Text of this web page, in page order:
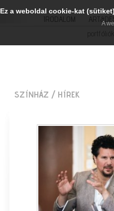
IRODALOM
portfóliók
SZÍNHÁZ / HÍREK
Ez a weboldal cookie-kat
A